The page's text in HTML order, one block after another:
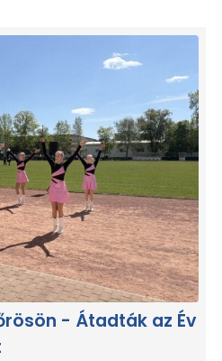
- Átadták az Év